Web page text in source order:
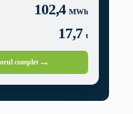
102,4 MWh
17,7 t
complet→